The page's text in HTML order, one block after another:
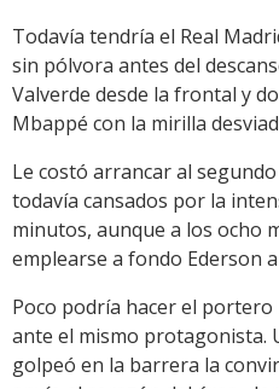
Todavía tendría el Real
sin pólvora antes del
Valverde desde la frontal y
Mbappé con la mirilla
Le costó arrancar al
todavía cansados por la
minutos, aunque a los ocho
emplearse a fondo Ederson
Poco podría hacer el
ante el mismo protagonista.
golpeó en la barrera la